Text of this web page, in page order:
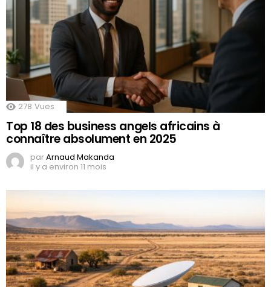
278 Vues
Top 18 des business angels africains à
connaître absolument en 2025
parArnaud Makanda
il y a environ 11 mois